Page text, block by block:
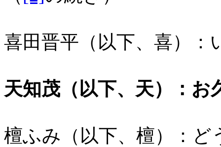
喜田晋平（以下、喜）
天知茂（以下、天）：お
檀ふみ（以下、檀）：ど